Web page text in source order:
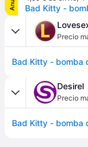
Precio
Desirel
Precio